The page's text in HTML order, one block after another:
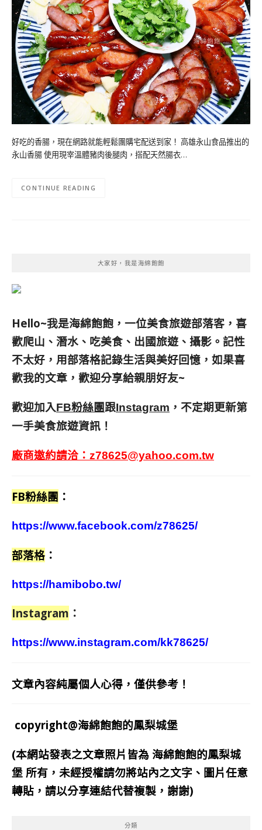
好吃的香腸，現在網路就能輕鬆團購宅配送到家！ 高雄永山食品推出的
永山香腸 使用現宰溫體豬肉後腿肉，搭配天然腸衣…
CONTINUE READING
大家好，我是海綿飽飽
Hello~我是海綿飽飽，一位美食旅遊部落客， 喜
歡爬山、潛水、吃美食、出國旅遊、攝影。 記性
不太好，用部落格記錄生活與美好回憶， 如果喜
歡我的文章，歡迎分享給親朋好友~
歡迎加入FB粉絲團跟Instagram ，不定期更新第
一手美食旅遊資訊！
廠商邀約請洽： z78625@yahoo.com.tw
FB粉絲團 ：
https://www.facebook.com/z78625/
部落格 ：
https://hamibobo.tw/
Instagram ：
https://www.instagram.com/kk78625/
文章內容純屬個人心得，僅供參考！
copyright@海綿飽飽的鳳梨城堡
(本網站發表之文章照片皆為 海綿飽飽的鳳梨城
堡 所有，未經授權請勿將站內之文字、圖片任意
轉貼，請以分享連結代替複製，謝謝)
分類